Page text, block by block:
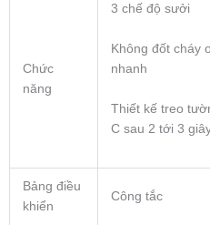
Chức
năng
3 chế độ sưởi
Không đốt cháy
nhanh
Thiết kế treo
C sau 2 tới 3
Bảng điều
khiển
Công tắc